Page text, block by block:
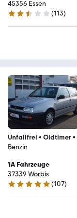
45356 Essen
2.7 Sterne
(113)
Unfallfrei • Oldtimer•
Benzin
1A Fahrzeuge
37339 Worbis
5 Sterne
(107)